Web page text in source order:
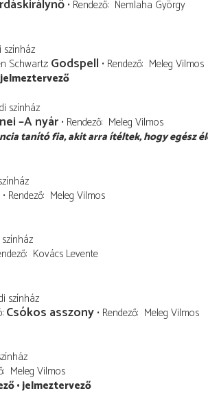
Rendező Nemlaha György
színház
Schwartz Godspell Rendező Meleg Vilmos
jelmeztervező
színház
–A nyár Rendező Meleg Vilmos
tanító fia, akit arra ítéltek, hogy egész
Rendező Meleg Vilmos
Kovács Levente
színház
Csókos asszony Rendező Meleg Vilmos
Meleg Vilmos
jelmeztervező